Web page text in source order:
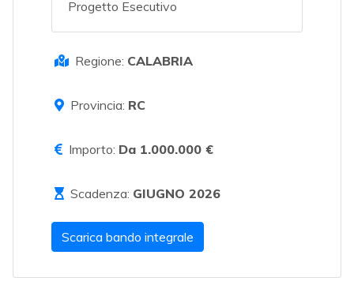
Progetto Esecutivo
Regione: CALABRIA
Provincia: RC
Importo: Da 1.000.000 €
Scadenza: GIUGNO 2026
Scarica bando integrale